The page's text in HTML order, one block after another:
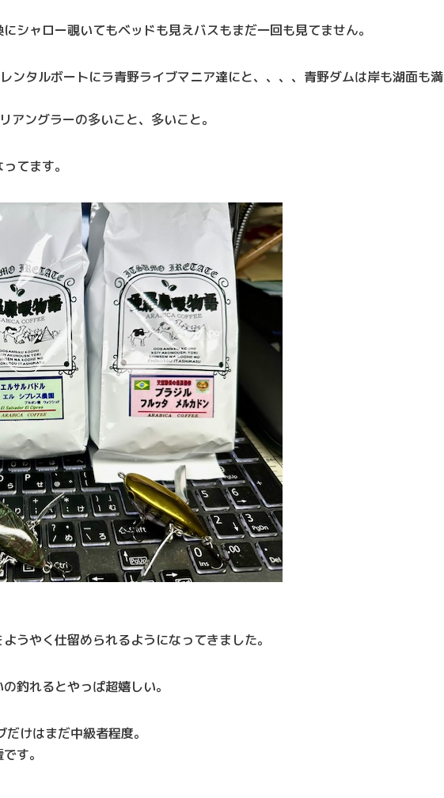
シャロー覗いてもベッドも見えバスもまだ一回も見てません。
ンタルボートにラ青野ライブマニア達にと、、、、青野ダムは岸も湖面も満
ングラーの多いこと、多いこと。
てます。
うやく仕留められるようになってきました。
釣れるとやっぱ超嬉しい。
けはまだ中級者程度。
す。